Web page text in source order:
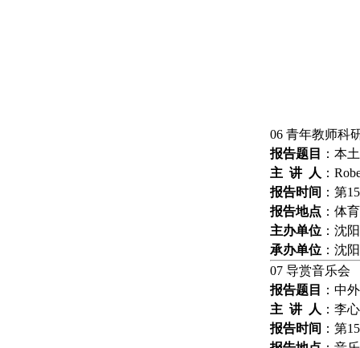
06 青年教师科
报告题目
： 本
主 讲 人 ：
报告时间 ： 第15
报告地点 ： 体育
主办单位 ： 沈
承办单位 ： 沈
07 导赏音乐会
报告题目
： 中
主 讲 人 ： 李
报告时间 ： 第15